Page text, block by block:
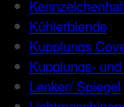
Kühlerblende
Kupplungs
Kupplungs-
Lenker/ Spiegel